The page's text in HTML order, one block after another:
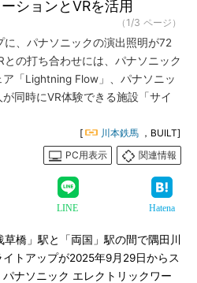
ションとVRを活用
（1/3 ページ）
、パナソニックの演出照明が72
の打ち合わせには、パナソニック
「Lightning Flow」、パナソニッ
同時にVR体験できる施設「サイ
[ 川本鉄馬 ，BUILT]
PC用表示
関連情報
LINE Hatena
橋」駅と「両国」駅の間で隅田川
トアップが2025年9月29日からス
ナソニック エレクトリックワー